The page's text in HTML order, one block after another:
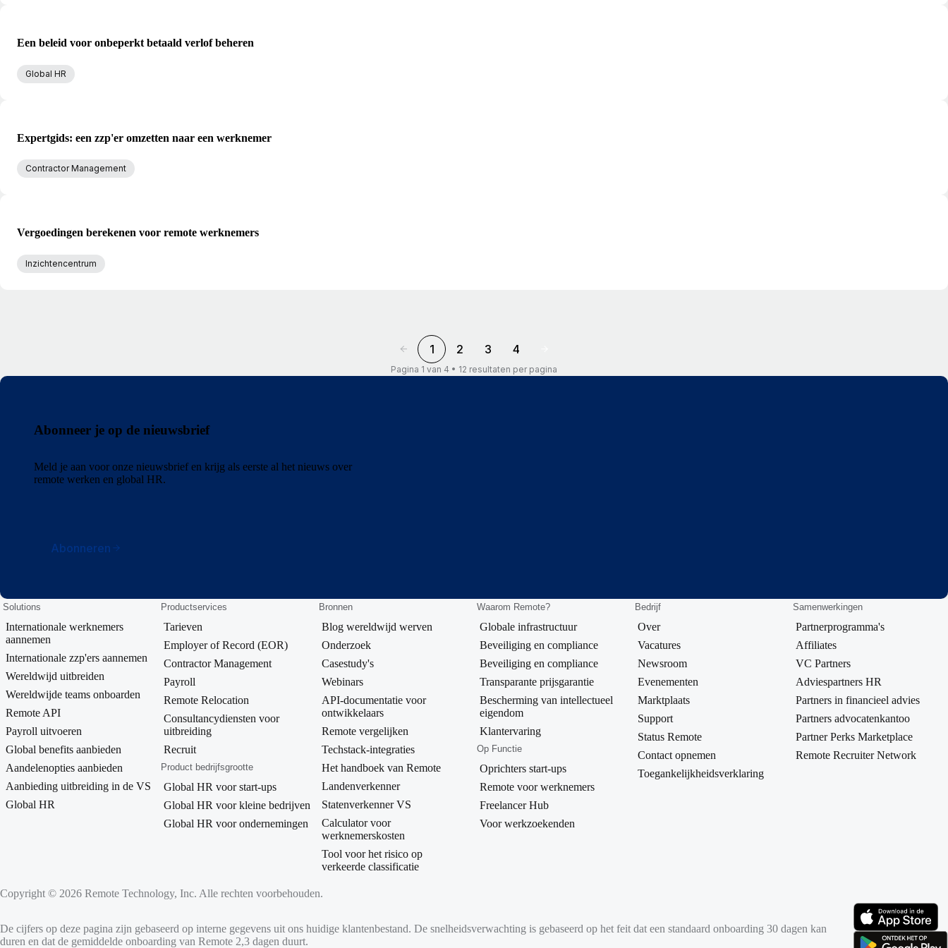
Een beleid voor onbeperkt betaald verlof beheren
Global HR
Expertgids: een zzp'er omzetten naar een werknemer
Contractor Management
Vergoedingen berekenen voor remote werknemers
Inzichtencentrum
1 2 3 4
Pagina 1 van 4 • 12 resultaten per pagina
Abonneer je op de nieuwsbrief
Meld je aan voor onze nieuwsbrief en krijg als eerste al het nieuws over
remote werken en global HR.
Abonneren
Solutions
Internationale werknemers
aannemen
Internationale zzp'ers aannemen
Wereldwijd uitbreiden
Wereldwijde teams onboarden
Remote API
Payroll uitvoeren
Global benefits aanbieden
Aandelenopties aanbieden
Aanbieding uitbreiding in de VS
Global HR
Productservices
Tarieven
Employer of Record (EOR)
Contractor Management
Payroll
Remote Relocation
Consultancydiensten voor
uitbreiding
Recruit
Product bedrijfsgrootte
Global HR voor start-ups
Global HR voor kleine bedrijven
Global HR voor ondernemingen
Bronnen
Blog wereldwijd werven
Onderzoek
Casestudy's
Webinars
API-documentatie voor
ontwikkelaars
Remote vergelijken
Techstack-integraties
Het handboek van Remote
Landenverkenner
Statenverkenner VS
Calculator voor
werknemerskosten
Tool voor het risico op
verkeerde classificatie
Waarom Remote?
Globale infrastructuur
Beveiliging en compliance
Beveiliging en compliance
Transparante prijsgarantie
Bescherming van intellectueel
eigendom
Klantervaring
Op Functie
Oprichters start-ups
Remote voor werknemers
Freelancer Hub
Voor werkzoekenden
Bedrijf
Over
Vacatures
Newsroom
Evenementen
Marktplaats
Support
Status Remote
Contact opnemen
Toegankelijkheidsverklaring
Samenwerkingen
Partnerprogramma's
Affiliates
VC Partners
Adviespartners HR
Partners in financieel advies
Partners advocatenkantoo
Partner Perks Marketplace
Remote Recruiter Network
Copyright © 2026 Remote Technology, Inc. Alle rechten voorbehouden.
De cijfers op deze pagina zijn gebaseerd op interne gegevens uit ons huidige klantenbestand. De snelheidsverwachting is gebaseerd op het feit dat een standaard onboarding 30 dagen kan
duren en dat de gemiddelde onboarding van Remote 2,3 dagen duurt.
(opent in nieuw